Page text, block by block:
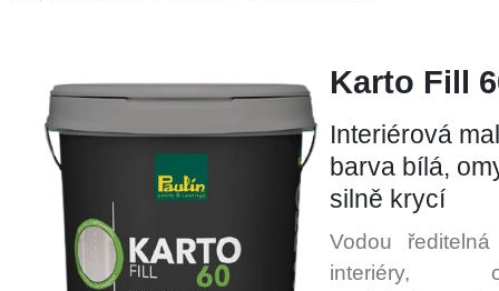
Karto Fill
Interiérová
barva bílá,
silně krycí
Vodou
interiéry,